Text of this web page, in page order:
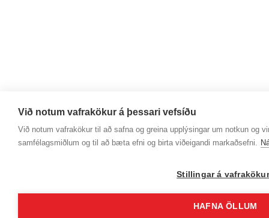
Við notum vafrakökur á þessari vefsíðu
Við notum vafrakökur til að safna og greina upplýsingar um notkun og
samfélagsmiðlum og til að bæta efni og birta viðeigandi markaðsefni.
Stillingar á
HAFNA ÖLLUM